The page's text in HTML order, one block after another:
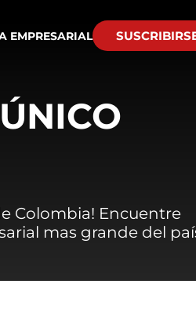
EMPRESARIAL
Colombia! Encuentre
mas grande del